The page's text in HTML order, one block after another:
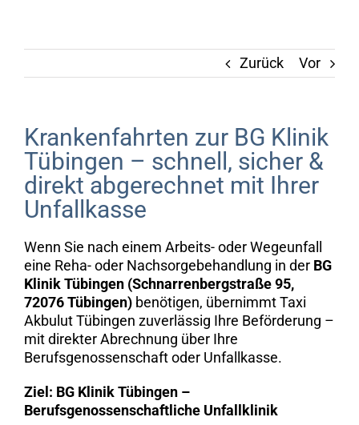
Zurück Vor
Krankenfahrten zur BG Klinik
Tübingen – schnell, sicher &
direkt abgerechnet mit Ihrer
Unfallkasse
Wenn Sie nach einem Arbeits- oder Wegeunfall
eine Reha- oder Nachsorgebehandlung in der BG
Klinik Tübingen (Schnarrenbergstraße 95,
72076 Tübingen)benötigen, übernimmt Taxi
Akbulut Tübingen zuverlässig Ihre Beförderung –
mit direkter Abrechnung über Ihre
Berufsgenossenschaft oder Unfallkasse.
Ziel: BG Klinik Tübingen –
Berufsgenossenschaftliche Unfallklinik